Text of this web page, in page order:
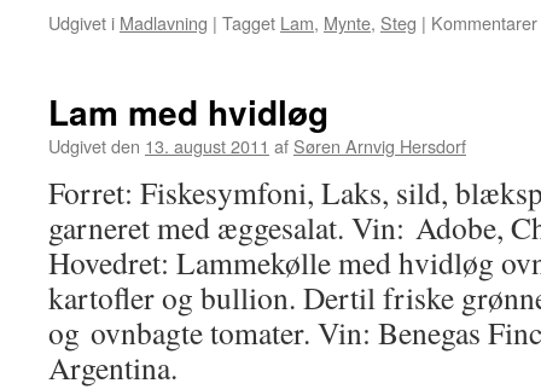
Udgivet i Madlavning | Tagget Lam, Mynte, Steg |
Lam med hvidløg
Udgivet den 13. august 2011 af Søren Arnvig Hersdorf
Forret: Fiskesymfoni, Laks, sild,
garneret med æggesalat. Vin: Adobe,
Hovedret: Lammekølle med hvidløg
kartofler og bullion. Dertil friske
og ovnbagte tomater. Vin: Benegas
Argentina.